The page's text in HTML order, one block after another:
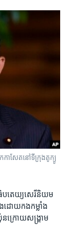
កាសែត​នៅ​ទីក្រុង​តូក្យូ
តេយ្យ​សេរី​និយម
ង​ដោយ​កង​កម្លាំង
ក្រោយ​សង្គ្រាម​